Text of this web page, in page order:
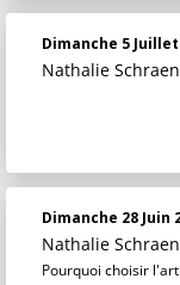
Dimanche 5 Juillet
Nathalie
Dimanche 28 Juin
Nathalie
Pourquoi choisir